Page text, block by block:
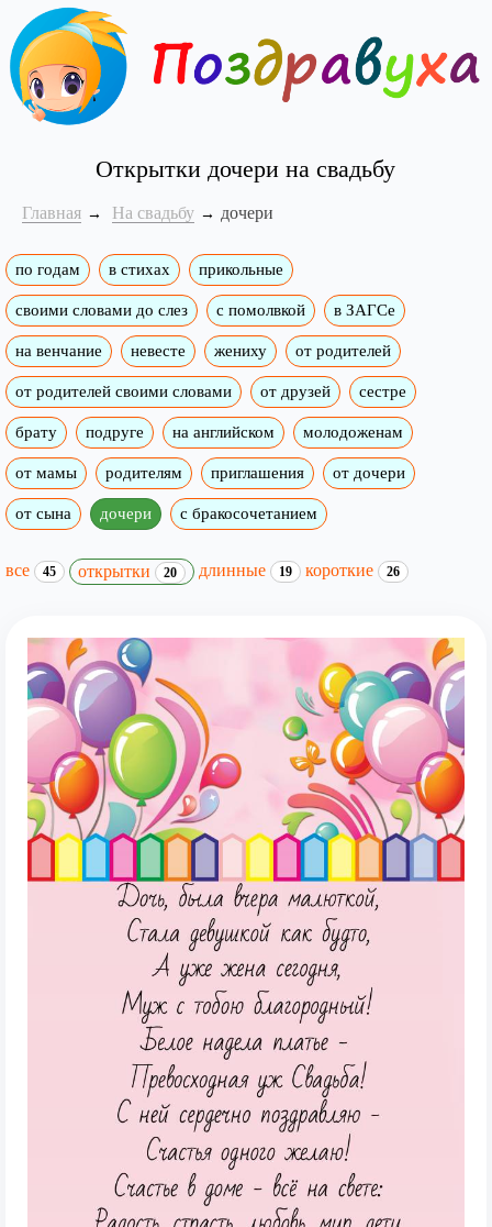
Открытки дочери на свадьбу
Главная На свадьбу дочери
по годам в стихах прикольные
своими словами до слез с помолвкой в ЗАГСе
на венчание невесте жениху от родителей
от родителей своими словами от друзей сестре
брату подруге на английском молодоженам
от мамы родителям приглашения от дочери
от сына дочери с бракосочетанием
все 45 открытки 20 длинные 19 короткие 26